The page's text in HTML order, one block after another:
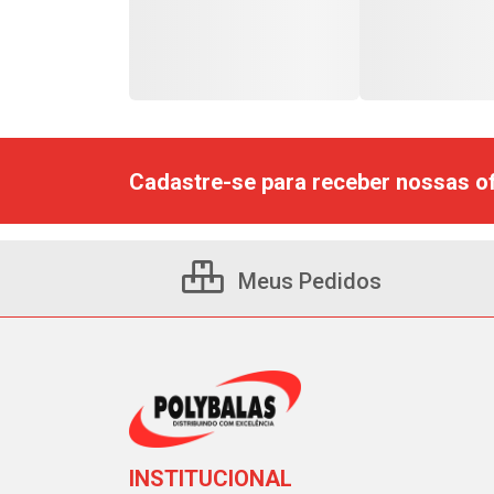
Cadastre-se para receber nossas
Meus Pedidos
INSTITUCIONAL